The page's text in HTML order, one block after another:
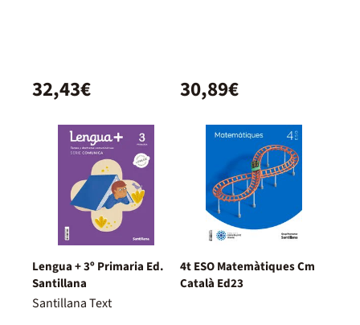
32,43€ 30,89€
Lengua + 3º Primaria Ed.
Santillana
Santillana Text
4t ESO Matemàtiques Cm
Català Ed23